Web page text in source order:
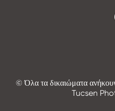
© Όλα τα δικαιώματα
Tucsen